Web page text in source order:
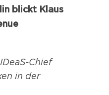
blickt Klaus
Chief
in der